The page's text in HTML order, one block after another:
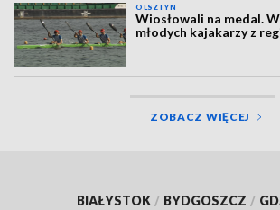
OLSZTYN
Wiosłowali na medal.
młodych kajakarzy z
ZOBACZ WIĘCEJ
BIAŁYSTOK / BYDGOSZCZ /